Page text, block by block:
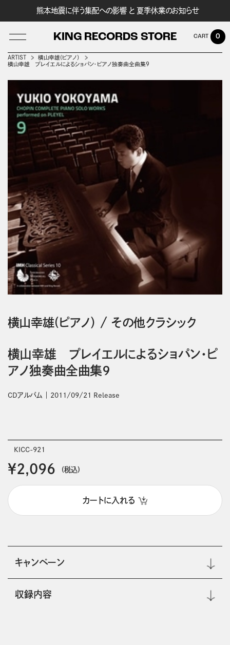
熊本地震に伴う集配への影響 と 夏季休業のお知らせ
KING RECORDS STORE
LOG IN
0
ARTIST
横山幸雄(ピアノ）
横山幸雄 プレイエルによるショパン・ピアノ独奏曲全曲集９
横山幸雄(ピアノ） / その他クラシック
横山幸雄 プレイエルによるショパン・ピ
アノ独奏曲全曲集９
CDアルバム 2011/09/21 Release
KICC-921
￥2,096 (税込)
カートに入れる
キャンペーン
収録内容